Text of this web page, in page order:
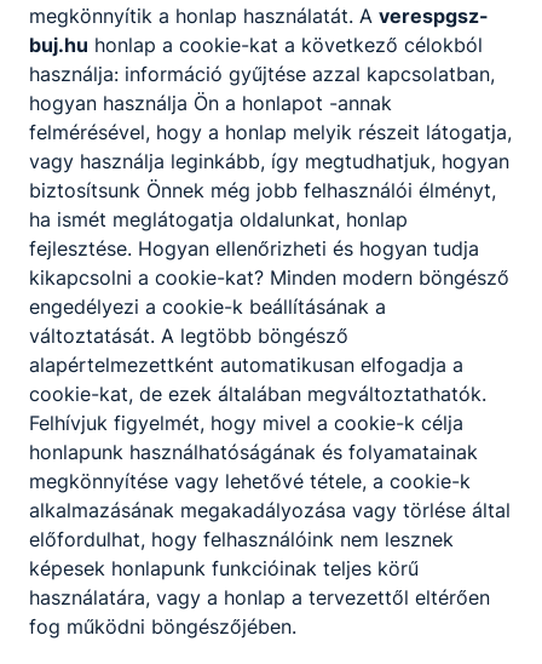
megkönnyítik a honlap használatát. A verespgsz-
buj.hu honlap a cookie-kat a következő célokból
használja: információ gyűjtése azzal kapcsolatban,
hogyan használja Ön a honlapot -annak
felmérésével, hogy a honlap melyik részeit látogatja,
vagy használja leginkább, így megtudhatjuk, hogyan
biztosítsunk Önnek még jobb felhasználói élményt,
ha ismét meglátogatja oldalunkat, honlap
fejlesztése. Hogyan ellenőrizheti és hogyan tudja
kikapcsolni a cookie-kat? Minden modern böngésző
engedélyezi a cookie-k beállításának a
változtatását. A legtöbb böngésző
alapértelmezettként automatikusan elfogadja a
cookie-kat, de ezek általában megváltoztathatók.
Felhívjuk figyelmét, hogy mivel a cookie-k célja
honlapunk használhatóságának és folyamatainak
megkönnyítése vagy lehetővé tétele, a cookie-k
alkalmazásának megakadályozása vagy törlése által
előfordulhat, hogy felhasználóink nem lesznek
képesek honlapunk funkcióinak teljes körű
használatára, vagy a honlap a tervezettől eltérően
fog működni böngészőjében.